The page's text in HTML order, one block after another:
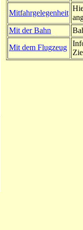
Mitfahrgelegenheit
Mit der Bahn
Mit dem Flugzeug